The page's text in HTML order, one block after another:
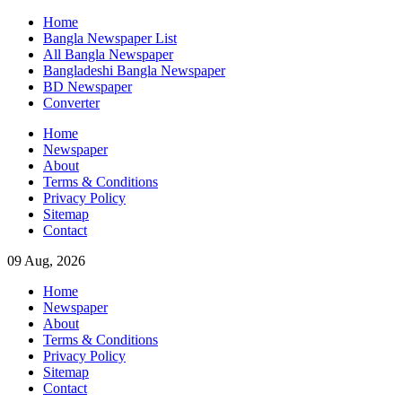
Skip
content
Home
Bangla Newspaper List
All Bangla Newspaper
Bangladeshi Bangla Newspaper
BD Newspaper
Converter
Home
Newspaper
About
Terms & Conditions
Privacy Policy
Sitemap
Contact
09 Aug, 2026
Home
Newspaper
About
Terms & Conditions
Privacy Policy
Sitemap
Contact